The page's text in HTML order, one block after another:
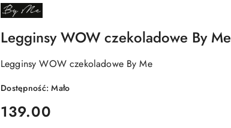
NAZWA
PRODUCENTA:
ME
Legginsy WOW czekoladowe By Me
Legginsy WOW czekoladowe By Me
Dostępność:Mało
cena:
139.00